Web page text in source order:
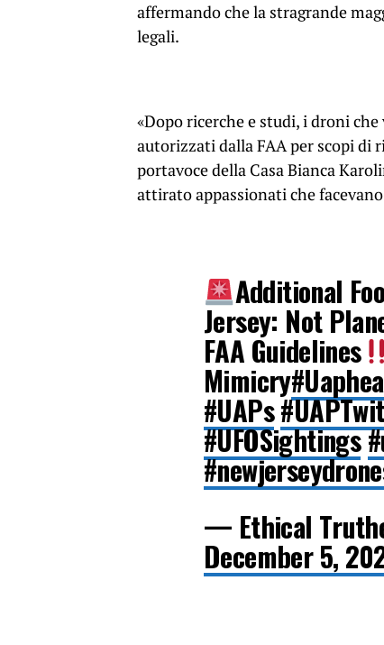
affermando che la stragrande
legali.
«Dopo ricerche e studi, i droni
autorizzati dalla FAA per scopi di
portavoce della Casa Bianca
attirato appassionati che
Additional
Jersey: Not
FAA Guidelines
Mimicry
#UAPs
#UFOSightings
— Ethical
December 5,